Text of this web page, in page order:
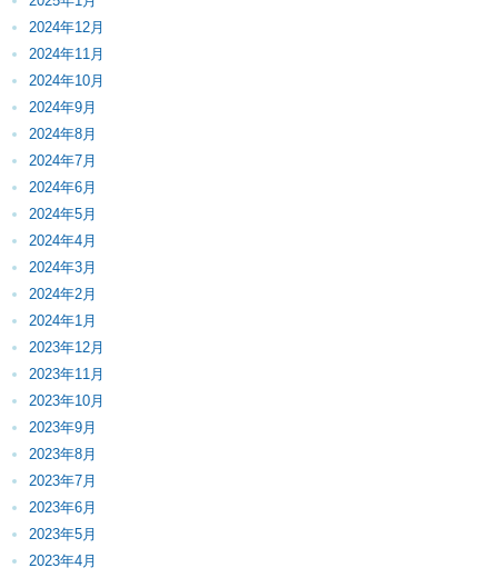
2024年12月
2024年11月
2024年10月
2024年9月
2024年8月
2024年7月
2024年6月
2024年5月
2024年4月
2024年3月
2024年2月
2024年1月
2023年12月
2023年11月
2023年10月
2023年9月
2023年8月
2023年7月
2023年6月
2023年5月
2023年4月